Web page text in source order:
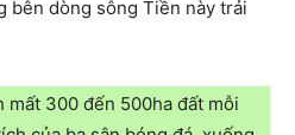
bên dòng sông Tiền này trải
mất 300 đến 500ha đất mỗi